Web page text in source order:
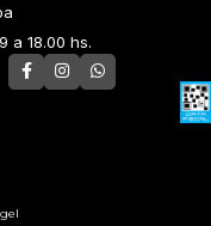
a 18.00 hs.